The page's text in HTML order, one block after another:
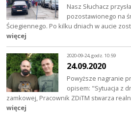
Nasz Słuchacz
pozostawionego na
Ściegiennego. Po kilku dniach w aucie
więcej
2020-09-24, godz. 10:59
24.09.2020
Powyższe nagranie
opisem: "Sytuacja z
zamkowej, Pracownik ZDiTM stwarza
więcej